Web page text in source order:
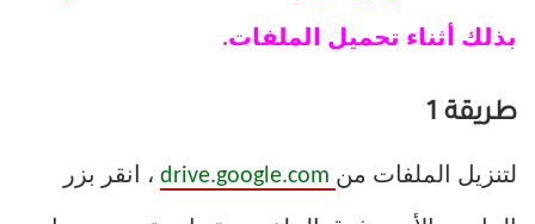
بذلك أثناء تحميل الملفات.
طريقة 1
لتنزيل الملفات من ، انقر بزر